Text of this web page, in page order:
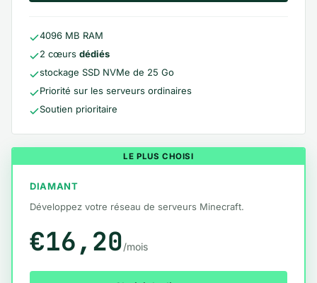
4096 MB RAM
2 cœurs dédiés
stockage SSD NVMe de 25 Go
Priorité sur les serveurs ordinaires
Soutien prioritaire
LE PLUS CHOISI
DIAMANT
Développez votre réseau de serveurs Minecraft.
€16,20/mois